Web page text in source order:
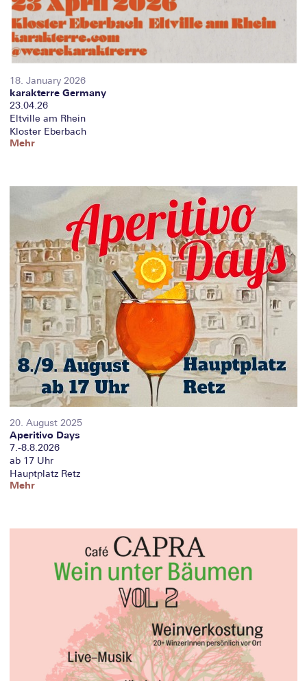
18. January 2026
karakterre Germany
23.04.26
Eltville am Rhein
Kloster Eberbach
Mehr
20. August 2025
Aperitivo Days
7.-8.8.2026
ab 17 Uhr
Hauptplatz Retz
Mehr